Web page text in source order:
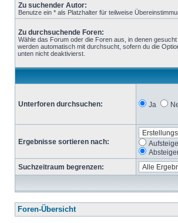
Zu suchender Autor:
Benutze ein * als Platzhalter für teilweise
Zu durchsuchende Foren:
Wähle das Forum oder die Foren aus, in denen
werden automatisch mit durchsucht, sofern du die
unten nicht deaktivierst.
Unterforen durchsuchen: Ja
Ergebnisse sortieren nach:
Suchzeitraum begrenzen:
Foren-Übersicht